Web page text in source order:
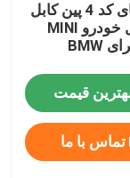
کانکتورهای کد 4 پین کابل
کواکسیال خودرو MINI
قیمت
تماس با ما